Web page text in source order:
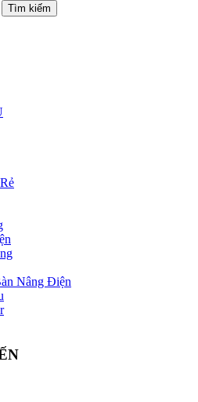
Tìm kiếm
Nâng Điện